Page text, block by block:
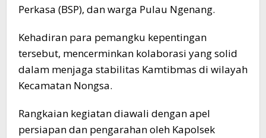
Perkasa (BSP), dan warga Pulau Ngenang.
Kehadiran para pemangku kepentingan
tersebut, mencerminkan kolaborasi yang solid
dalam menjaga stabilitas Kamtibmas di wilayah
Kecamatan Nongsa.
Rangkaian kegiatan diawali dengan apel
persiapan dan pengarahan oleh Kapolsek